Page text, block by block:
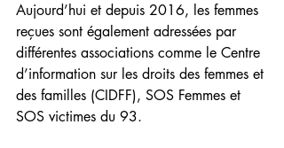
Aujourd’hui et depuis 2016, les femmes
reçues sont également adressées par
différentes associations comme le Centre
d’information sur les droits des femmes et
des familles (CIDFF), SOS Femmes et
SOS victimes du 93.